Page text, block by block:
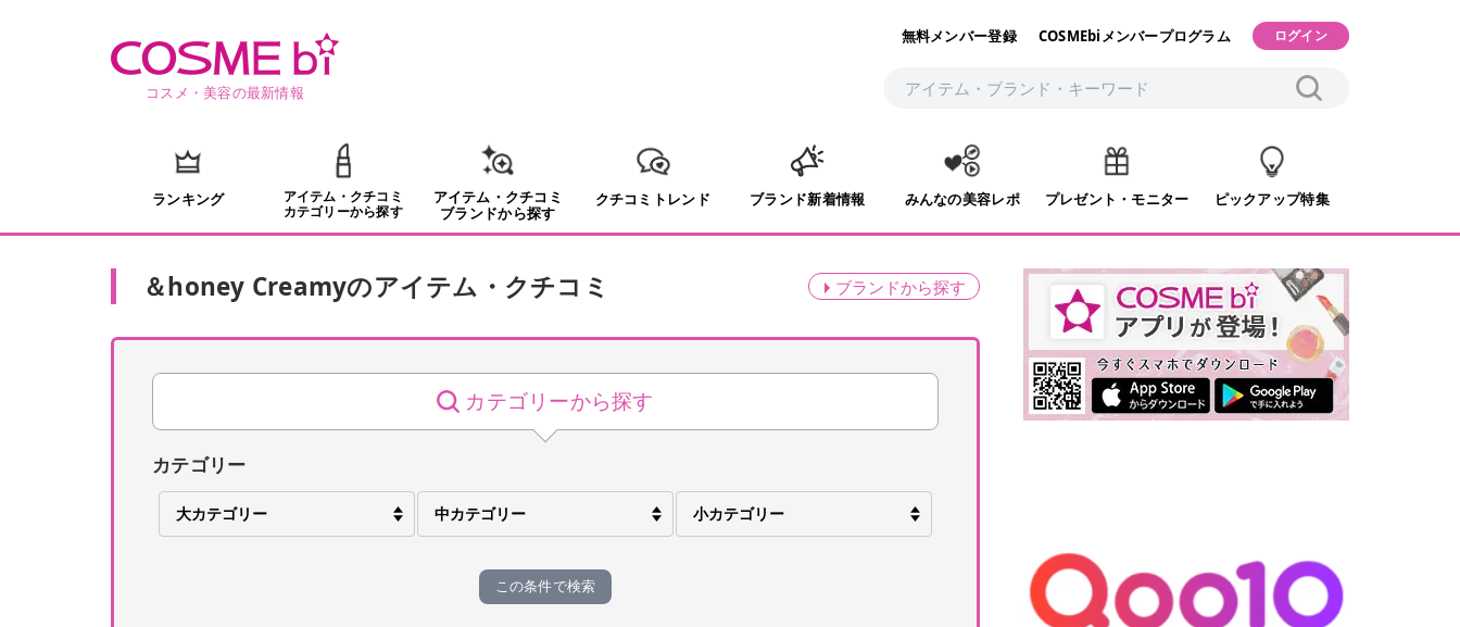
コスメ・美容の最新情報
無料メンバー登録 COSMEbiメンバープログラム ログイン
ランキング
アイテム・クチコミ
カテゴリーから探す
アイテム・クチコミ
ブランドから探す
クチコミトレンド ブランド新着情報 みんなの美容レポ プレゼント・モニター ピックアップ特集
＆honey Creamyのアイテム・クチコミ ブランドから探す
カテゴリーから探す
カテゴリー
この条件で検索